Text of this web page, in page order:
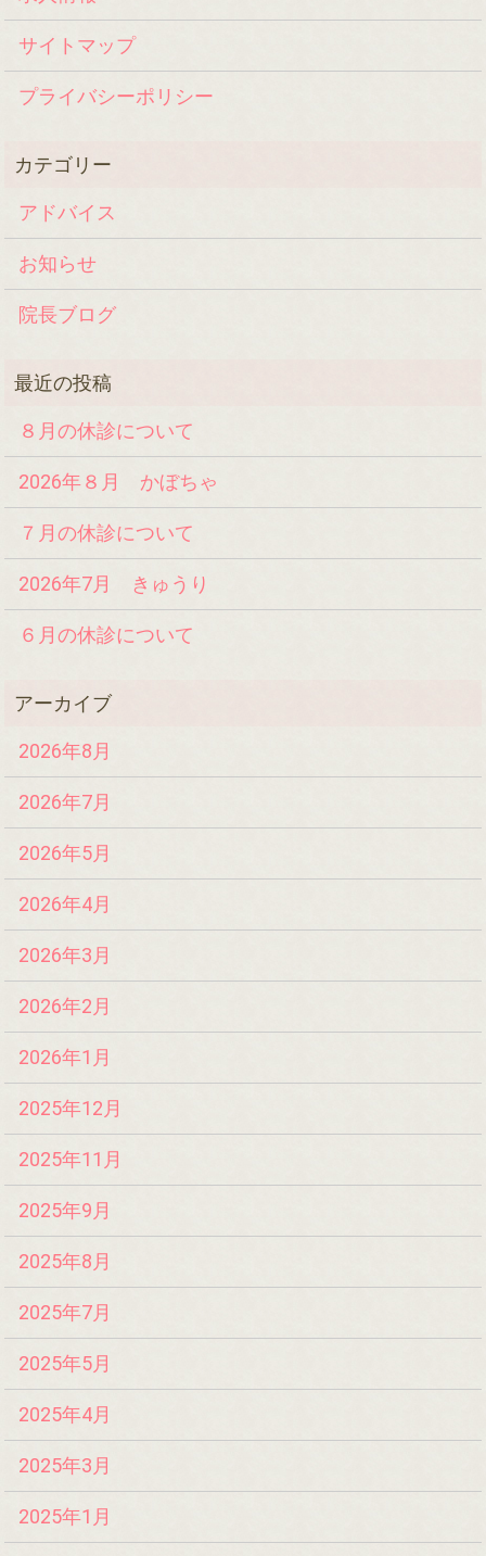
サイトマップ
プライバシーポリシー
アドバイス
お知らせ
院長ブログ
８月の休診について
2026年８月 かぼちゃ
７月の休診について
2026年7月 きゅうり
６月の休診について
2026年8月
2026年7月
2026年5月
2026年4月
2026年3月
2026年2月
2026年1月
2025年12月
2025年11月
2025年9月
2025年8月
2025年7月
2025年5月
2025年4月
2025年3月
2025年1月